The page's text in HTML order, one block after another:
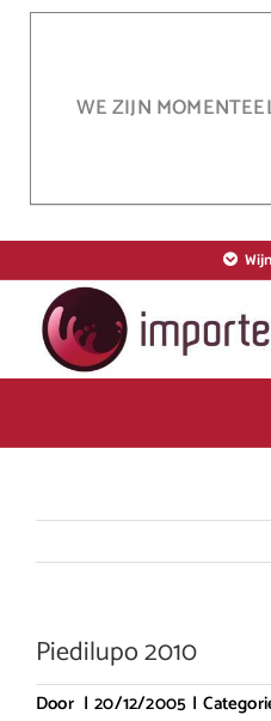
WE ZIJN
Piedilupo 2010
Door | 20/12/2005 |